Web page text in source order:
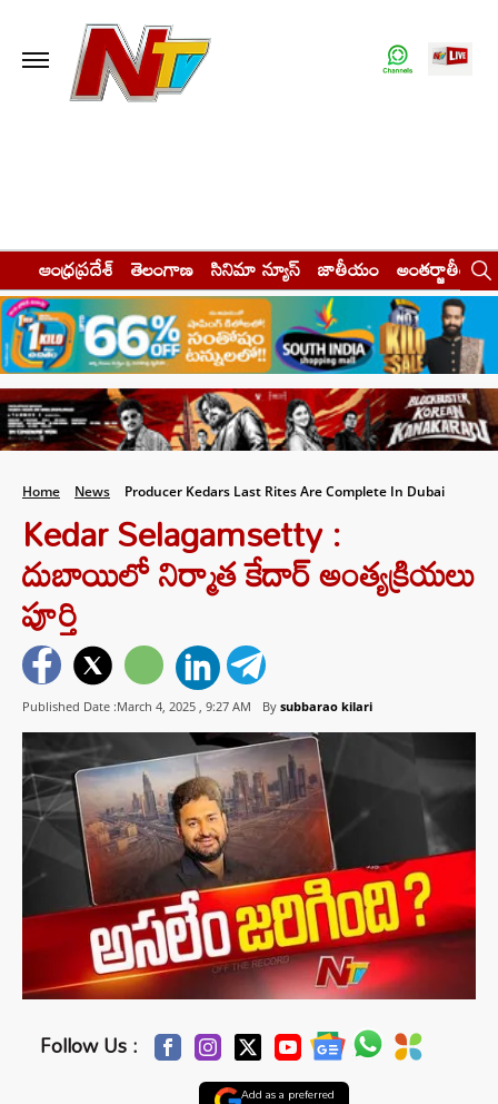
ఆంధ్రప్రదేశ్ తెలంగాణ సినిమా న్యూస్ జాతీయం అంతర్జాతీయం
Home News Producer Kedars Last Rites Are Complete In Dubai
Kedar Selagamsetty :
దుబాయిలో నిర్మాత కేదార్ అంత్యక్రియలు
పూర్తి
Published Date :March 4, 2025 , 9:27 AM By subbarao kilari
Follow Us :
Add as a preferred